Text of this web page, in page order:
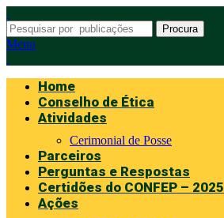
Procura
Menu
Home
Conselho de Ética
Atividades
Cerimonial de Posse
Parceiros
Perguntas e Respostas
Certidões do CONFEP – 2025
Ações